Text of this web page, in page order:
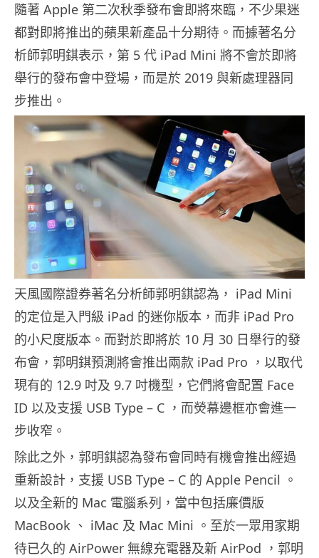
隨著 Apple 第二次秋季發布會即將來臨，不少果迷
都對即將推出的蘋果新產品十分期待。而據著名分
析師郭明錤表示，第 5 代 iPad Mini 將不會於即將
舉行的發布會中登場，而是於 2019 與新處理器同
步推出。
天風國際證券著名分析師郭明錤認為， iPad Mini
的定位是入門級 iPad 的迷你版本，而非 iPad Pro
的小尺度版本。而對於即將於 10 月 30 日舉行的發
布會，郭明錤預測將會推出兩款 iPad Pro ，以取代
現有的 12.9 吋及 9.7 吋機型，它們將會配置 Face
ID 以及支援 USB Type – C ，而熒幕邊框亦會進一
步收窄。
除此之外，郭明錤認為發布會同時有機會推出經過
重新設計，支援 USB Type – C 的 Apple Pencil 。
以及全新的 Mac 電腦系列，當中包括廉價版
MacBook 、 iMac 及 Mac Mini 。至於一眾用家期
待已久的 AirPower 無線充電器及新 AirPod ，郭明